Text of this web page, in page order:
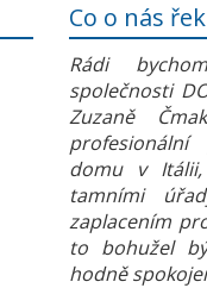
Co o nás
Rádi
společnosti
Zuzaně
domu v
tamními
zaplacením
to bohužel
hodně